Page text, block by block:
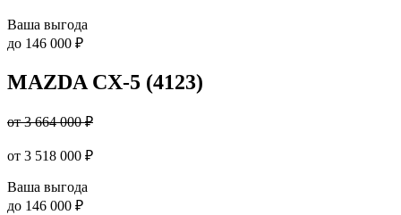
Ваша выгода
до 146 000 ₽
MAZDA CX-5 (4123)
от 3 664 000 ₽
от 3 518 000 ₽
Ваша выгода
до 146 000 ₽